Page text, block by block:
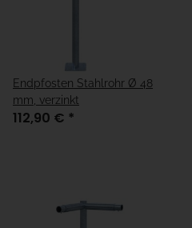
Endpfosten Stahlrohr Ø 48
mm, verzinkt
112,90 € *